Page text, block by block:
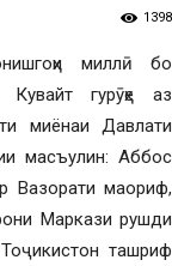
1398
миллӣ бо
гурӯҳе аз
миёнаи Давлати
масъулин: Аббос
Вазорати маориф,
Маркази рушди
ташриф